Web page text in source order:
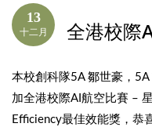
13
十二月 全港校際
本校創科隊5A 鄒世豪，
加全港校際AI航空比賽 –
Efficiency最佳效能獎，恭